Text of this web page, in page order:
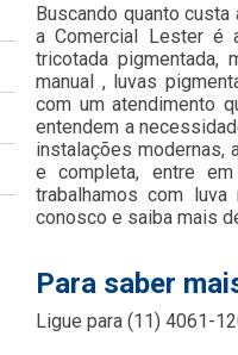
Buscando quanto
a Comercial Lester é
tricotada pigmentada,
manual , luvas
com um atendimento
entendem a
instalações modernas,
e completa, entre
trabalhamos com
conosco e saiba mais
Para saber
Ligue para(11) 4061-